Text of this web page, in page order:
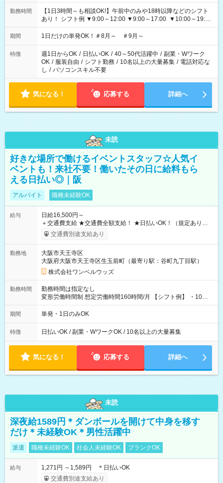
勤務時間
【1日3時間～も相談OK!】午前中のみや18時以降などのシフト
あり！ シフト例 ▼9:00～12:00 ▼9:00～17:00 ▼10:00～19:00
▼18:00～21:00
期間 1日だけの単発OK！＃8月～ ＃9月～
特徴 週1日からOK / 日払いOK / 40～50代活躍中 / 副業・Wワーク
OK / 服装自由 / シフト勤務 / 10名以上の大量募集 / 電話対応な
し / パソコンスキル不要
気になる！ 応募する 詳細へ
未読
好きな場所で働けるイベントスタッフ☆人気イ
ベントも！来社不要！働いたその日に給料もら
える日払い◎｜阪
アルバイト 職種未経験OK
給与
日給16,500円～
＋交通費支給 ★交通費全額支給！ ★日払いOK！（規定あり） ┗
働いたその日に現金GET♪ お仕事後はコンビニATMから 日払
交通費別途支給あり
勤務地
大阪市天王寺区
大阪府大阪市天王寺区生玉前町（最寄り駅：谷町九丁目駅）
株式会社ワンベルウッズ
勤務時間
勤務時間は指定なし
変形労働時間制 想定労働時間160時間/月 【シフト例】 ・10：
00～20：00
期間 単発・1日のみOK
特徴 日払いOK / 副業・WワークOK / 10名以上の大量募集
気になる！ 応募する 詳細へ
未読
深夜給1589円＊ダンボールを開けて中身を移す
だけ＊未経験OK＊男性活躍中
派遣 職種未経験OK 社会人未経験OK ブランクOK
給与
1,271円 ～1,589円 ＊日払いOK
交通費別途支給あり